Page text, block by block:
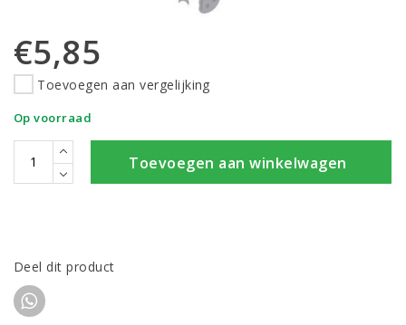
€5,85
Toevoegen aan vergelijking
Op voorraad
Toevoegen aan winkelwagen
Deel dit product